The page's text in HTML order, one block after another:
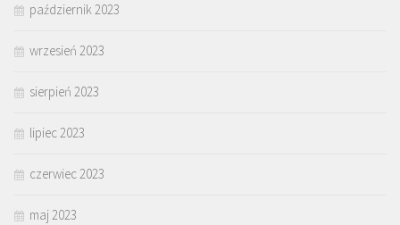
październik 2023
wrzesień 2023
sierpień 2023
lipiec 2023
czerwiec 2023
maj 2023